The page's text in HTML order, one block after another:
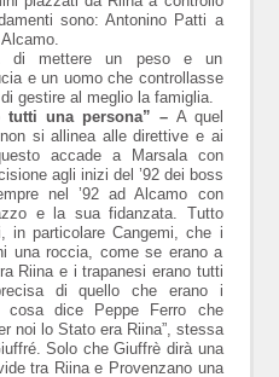
sono: Antonino Patti a
di mettere un peso e un
e un uomo che controllasse
gestire al meglio la famiglia.
tutti una persona” –A quel
si allinea alle direttive e ai
accade a Marsala con
agli inizi del ’92 dei boss
nel ’92 ad Alcamo con
e la sua fidanzata. Tutto
in particolare Cangemi, che i
una roccia, come se erano a
Riina e i trapanesi erano tutti
di quello che erano i
cosa dice Peppe Ferro che
noi lo Stato era Riina”, stessa
Solo che Giuffrè dirà una
tra Riina e Provenzano una